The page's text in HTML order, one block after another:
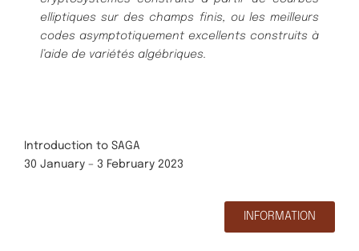
elliptiques sur des champs finis, ou les meilleurs
codes asymptotiquement excellents construits à
l’aide de variétés algébriques.
Introduction to SAGA
30 January – 3 February 2023
INFORMATION